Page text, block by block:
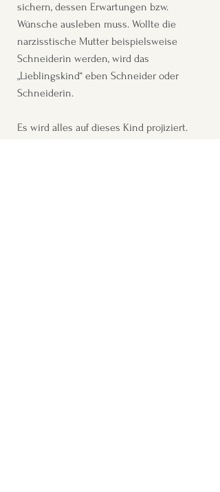
sichern, dessen Erwartungen bzw.
Wünsche ausleben muss. Wollte die
narzisstische Mutter beispielsweise
Schneiderin werden, wird das
„Lieblingskind“ eben Schneider oder
Schneiderin.
Es wird alles auf dieses Kind projiziert.